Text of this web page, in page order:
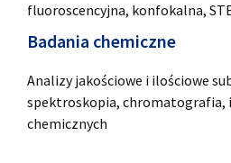
fluoroscencyjna, konfokalna,
Badania chemiczne
Analizy jakościowe i ilościowe
spektroskopia, chromatografia,
chemicznych